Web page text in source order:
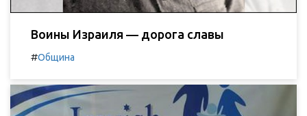
Воины Израиля — дорога славы
#Община